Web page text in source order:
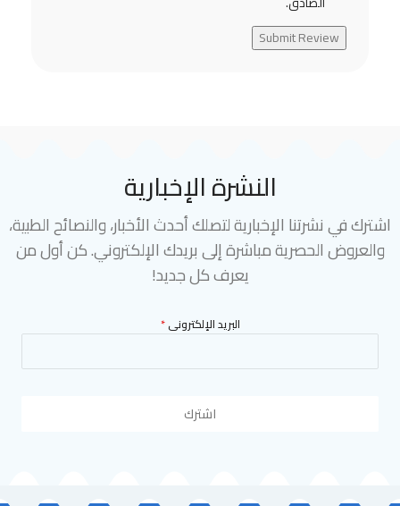
Submit Review
النشرة الإخبارية
اشترك في نشرتنا الإخبارية لتصلك أحدث الأخبار، والنصائح الطبية،
والعروض الحصرية مباشرة إلى بريدك الإلكتروني. كن أول من
يعرف كل جديد!
البريد الإلكترونى*
اشترك